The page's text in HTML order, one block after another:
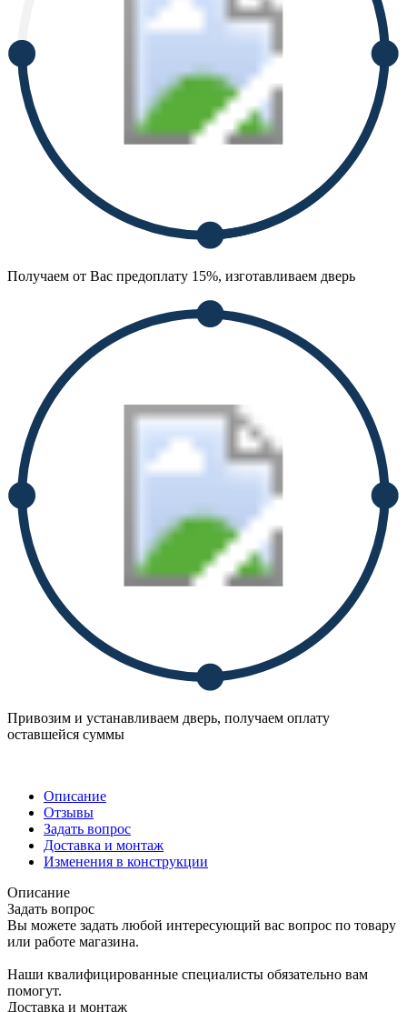
Получаем от Вас предоплату 15%, изготавливаем дверь
Привозим и устанавливаем дверь, получаем оплату
оставшейся суммы
Описание
Отзывы
Задать вопрос
Доставка и монтаж
Изменения в конструкции
Описание
Задать вопрос
Вы можете задать любой интересующий вас вопрос по товару
или работе магазина.
Наши квалифицированные специалисты обязательно вам
помогут.
Доставка и монтаж